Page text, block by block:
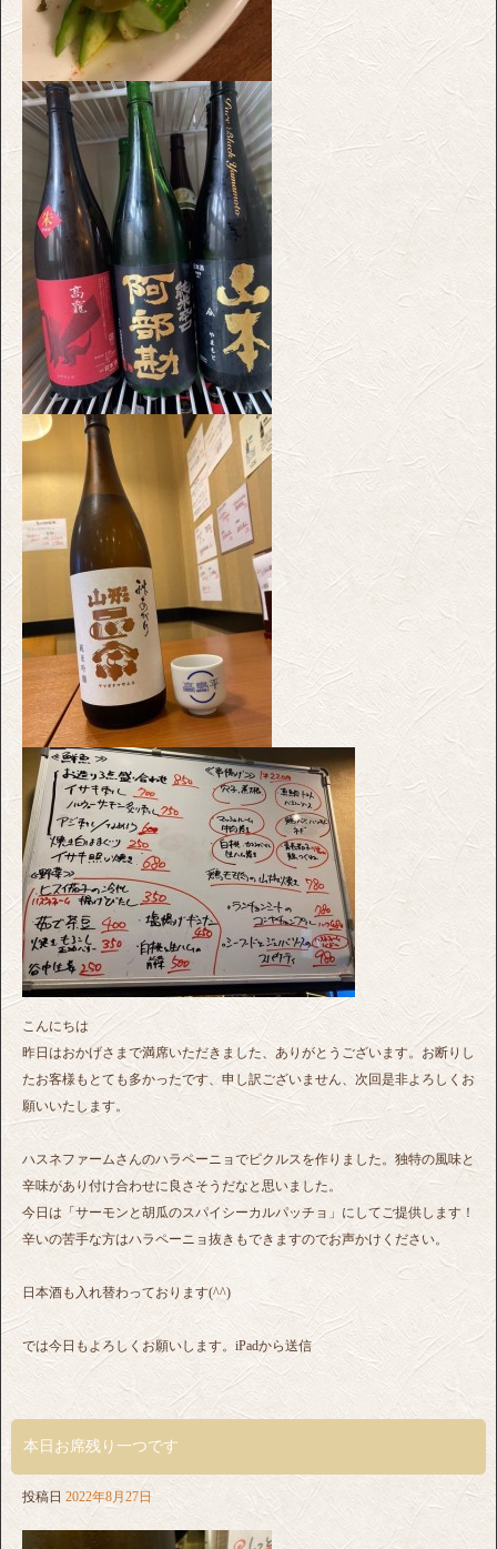
こんにちは
昨日はおかげさまで満席いただきました、ありがとうございます。お断りし
たお客様もとても多かったです、申し訳ございません、次回是非よろしくお
願いいたします。
ハスネファームさんのハラペーニョでピクルスを作りました。独特の風味と
辛味があり付け合わせに良さそうだなと思いました。
今日は「サーモンと胡瓜のスパイシーカルパッチョ」にしてご提供します！
辛いの苦手な方はハラペーニョ抜きもできますのでお声かけください。
日本酒も入れ替わっております(^^)
では今日もよろしくお願いします。iPadから送信
本日お席残り一つです
投稿日 2022年8月27日